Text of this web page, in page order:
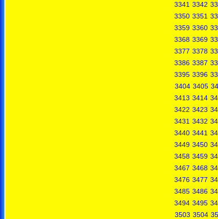
3341 3342
3350 3351
3359 3360
3368 3369
3377 3378
3386 3387
3395 3396
3404 3405
3413 3414
3422 3423
3431 3432
3440 3441
3449 3450
3458 3459
3467 3468
3476 3477
3485 3486
3494 3495
3503 3504